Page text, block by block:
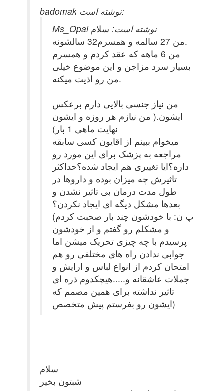
badomak نوشته است:
Ms_Opal نوشته است: سلام
من 27 سالمه و همسرم32 سالشونه.
من 6 ماهه که عقد کردم و همسرم
بسیار سرد مزاجن و این موضوع خیلی
من رو اذیت میکنه.
من نیاز جنسی بالایی دارم برعکس
ایشون.( من نیازم هر روزه و ایشون
نهایت ماهی 1 بار)
میخوام ببینم از اقایون کسی سابقه
مراجعه به پزشک برای این مورد رو
داره؟ایا تغییری هم ایجاد شده؟حداکثر
تاثیرش چه میزان بوده و داروها در
طول مدت درمان بی تاثیر نشدن و
بعدها مشکل دیگه ای ایجاد نکردن؟
(پ ن: با خودشون چند بار صحبت کردم
و مشکلم رو گفتم و از خودشون
پرسیدم با چه چیزی تحریک میشن اما
جوابی ندادن راه های مختلفی رو هم
امتحان کردم از انواع لباس و ارایش و
جملات عاشقانه و.....هیچکدوم ذره ای
تاثیر نداشته برای همین مصمم که
ایشون رو بفرستم پیش متخصص)
سلام
شبتون بخیر